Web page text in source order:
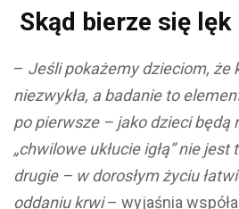
Skąd bierze się
– Jeśli pokażemy dzieciom, że
niezwykła, a badanie to
po pierwsze – jako dzieci będą
„chwilowe ukłucie igłą” nie
drugie – w dorosłym życiu
oddaniu krwi– wyjaśnia